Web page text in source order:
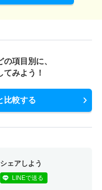
項目別に、
てみよう！
比較する
ェアしよう
LINEで送る